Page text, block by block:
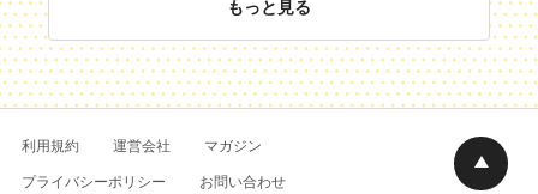
もっと見る
利用規約 運営会社 マガジン
プライバシーポリシー お問い合わせ